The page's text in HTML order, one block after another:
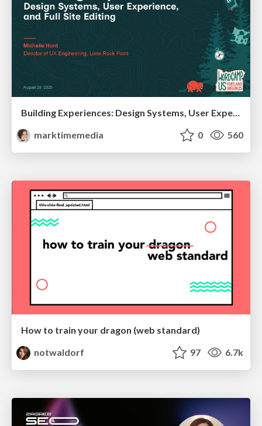
Building Experiences: Design Systems, User Experience, and Full Site Editing
marktimemedia
0 560
How to train your dragon (web standard)
notwaldorf
97 6.7k